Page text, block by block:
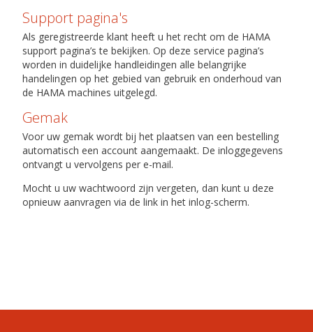
Support pagina's
Als geregistreerde klant heeft u het recht om de ​HAMA
support pagina’s te bekijken. Op deze service pagina’s
worden in duidelijke handleidingen alle belangrijke
handelingen op het gebied van gebruik en onderhoud van
de HAMA machines uitgelegd.
Gemak
Voor uw gemak wordt bij het plaatsen van een bestelling
automatisch een account aangemaakt. De inloggegevens
ontvangt u vervolgens per e-mail.
Mocht u uw wachtwoord zijn vergeten, dan kunt u deze
opnieuw aanvragen via de link in het inlog-scherm.